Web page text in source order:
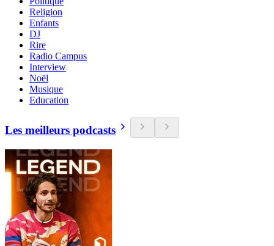
Religion
Enfants
DJ
Rire
Radio Campus
Interview
Noël
Musique
Education
Les meilleurs podcasts